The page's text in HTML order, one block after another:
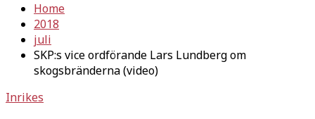
Home
2018
juli
SKP:s vice ordförande Lars Lundberg om
skogsbränderna (video)
Inrikes